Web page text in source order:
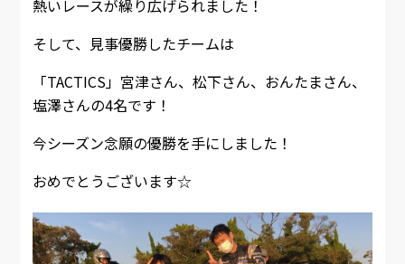
熱いレースが繰り広げられました！
そして、見事優勝したチームは
「TACTICS」宮津さん、松下さん、おんたまさん、
塩澤さんの4名です！
今シーズン念願の優勝を手にしました！
おめでとうございます☆